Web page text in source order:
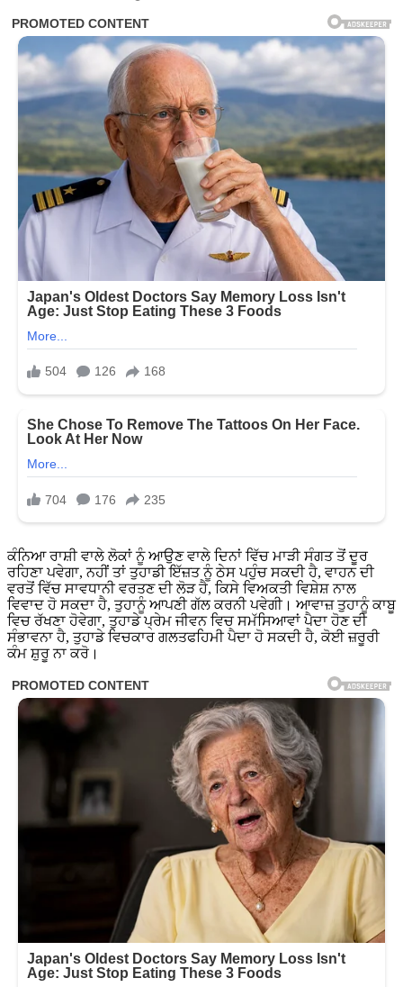
ਕੰਨਿਆ ਰਾਸ਼ੀ ਵਾਲੇ ਲੋਕਾਂ ਨੂੰ ਆਉਣ ਵਾਲੇ ਦਿਨਾਂ ਵਿੱਚ ਮਾੜੀ ਸੰਗਤ ਤੋਂ ਦੂਰ
ਰਹਿਣਾ ਪਵੇਗਾ, ਨਹੀਂ ਤਾਂ ਤੁਹਾਡੀ ਇੱਜ਼ਤ ਨੂੰ ਠੇਸ ਪਹੁੰਚ ਸਕਦੀ ਹੈ, ਵਾਹਨ ਦੀ
ਵਰਤੋਂ ਵਿੱਚ ਸਾਵਧਾਨੀ ਵਰਤਣ ਦੀ ਲੋੜ ਹੈ, ਕਿਸੇ ਵਿਅਕਤੀ ਵਿਸ਼ੇਸ਼ ਨਾਲ
ਵਿਵਾਦ ਹੋ ਸਕਦਾ ਹੈ, ਤੁਹਾਨੂੰ ਆਪਣੀ ਗੱਲ ਕਰਨੀ ਪਵੇਗੀ। ਆਵਾਜ਼ ਤੁਹਾਨੂੰ ਕਾਬੂ
ਵਿਚ ਰੱਖਣਾ ਹੋਵੇਗਾ, ਤੁਹਾਡੇ ਪ੍ਰੇਮ ਜੀਵਨ ਵਿਚ ਸਮੱਸਿਆਵਾਂ ਪੈਦਾ ਹੋਣ ਦੀ
ਸੰਭਾਵਨਾ ਹੈ, ਤੁਹਾਡੇ ਵਿਚਕਾਰ ਗਲਤਫਹਿਮੀ ਪੈਦਾ ਹੋ ਸਕਦੀ ਹੈ, ਕੋਈ ਜ਼ਰੂਰੀ
ਕੰਮ ਸ਼ੁਰੂ ਨਾ ਕਰੋ।